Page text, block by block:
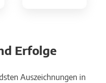
Erfolge
Auszeichnungen in